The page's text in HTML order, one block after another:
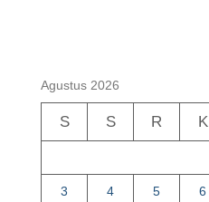
Agustus 2026
S S R K
3 4 5 6